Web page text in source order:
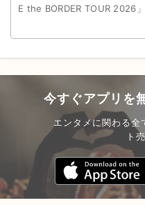
E the BORDER TOUR 2026」
今すぐアプリを
エンタメに関わる全
ト